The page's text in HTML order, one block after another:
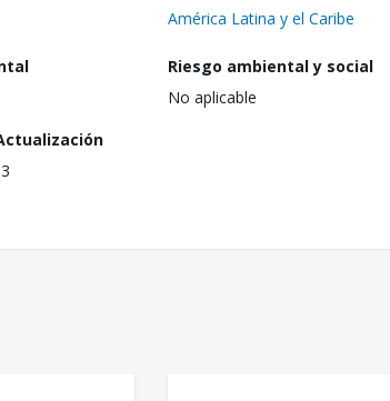
América Latina y el Caribe
Riesgo ambiental y social
No aplicable